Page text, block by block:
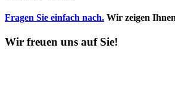
Fragen Sie einfach nach. Wir zeigen
Wir freuen uns auf Sie!